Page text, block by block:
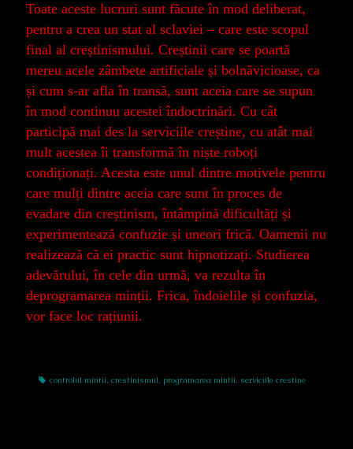
Toate aceste lucruri sunt făcute în mod deliberat,
pentru a crea un stat al sclaviei – care este scopul
final al creștinismului. Creștinii care se poartă
mereu acele zâmbete artificiale și bolnăvicioase, ca
și cum s-ar afla în transă, sunt aceia care se supun
în mod continuu acestei îndoctrinări. Cu cât
participă mai des la serviciile creștine, cu atât mai
mult acestea îi transformă în niște roboți
condiționați. Acesta este unul dintre motivele pentru
care mulți dintre aceia care sunt în proces de
evadare din creștinism, întâmpină dificultăți și
experimentează confuzie și uneori frică. Oamenii nu
realizează că ei practic sunt hipnotizați. Studierea
adevărului, în cele din urmă, va rezulta în
deprogramarea minții. Frica, îndoielile și confuzia,
vor face loc rațiunii.
Tags
controlul mintii, crestinismul, programarea mintii, serviciile crestine